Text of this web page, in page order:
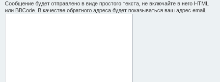
Сообщение будет отправлено в виде простого текста, не включайте в него HTML
или BBCode. В качестве обратного адреса будет показываться ваш адрес email.